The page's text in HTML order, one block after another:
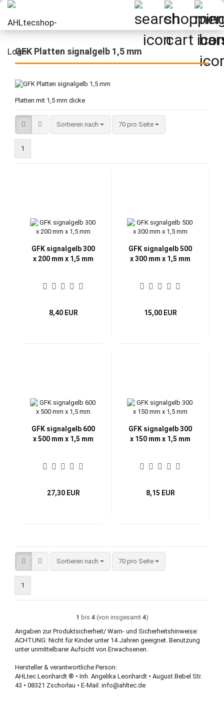
GFK Platten signalgelb 1,5 mm
Platten mit 1,5 mm dicke
Sortieren nach
Sortieren nach 70 pro Seite
pro Seite
1
GFK signalgelb 300
x 200 mm x 1,5 mm
8,40 EUR
GFK signalgelb 500
x 300 mm x 1,5 mm
15,00 EUR
GFK signalgelb 600
x 500 mm x 1,5 mm
27,30 EUR
GFK signalgelb 300
x 150 mm x 1,5 mm
8,15 EUR
Sortieren nach
Sortieren nach 70 pro Seite
pro Seite
1
1 bis 4(von insgesamt 4)
Angaben zur Produktsicherheit/ Warn- und Sicherheitshinweise:
ACHTUNG: Nicht für Kinder unter 14 Jahren geeignet. Benutzung
unter unmittelbarer Aufsicht von Erwachsenen.
Hersteller & verantwortliche Person:
AHLtec Leonhardt ® • Inh. Angelika Leonhardt • August Bebel Str.
43 • 08321 Zschorlau • E-Mail: info@ahltec.de